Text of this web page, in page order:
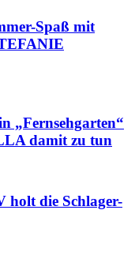
Spaß mit
„Fernsehgarten“
damit zu tun
die Schlager-